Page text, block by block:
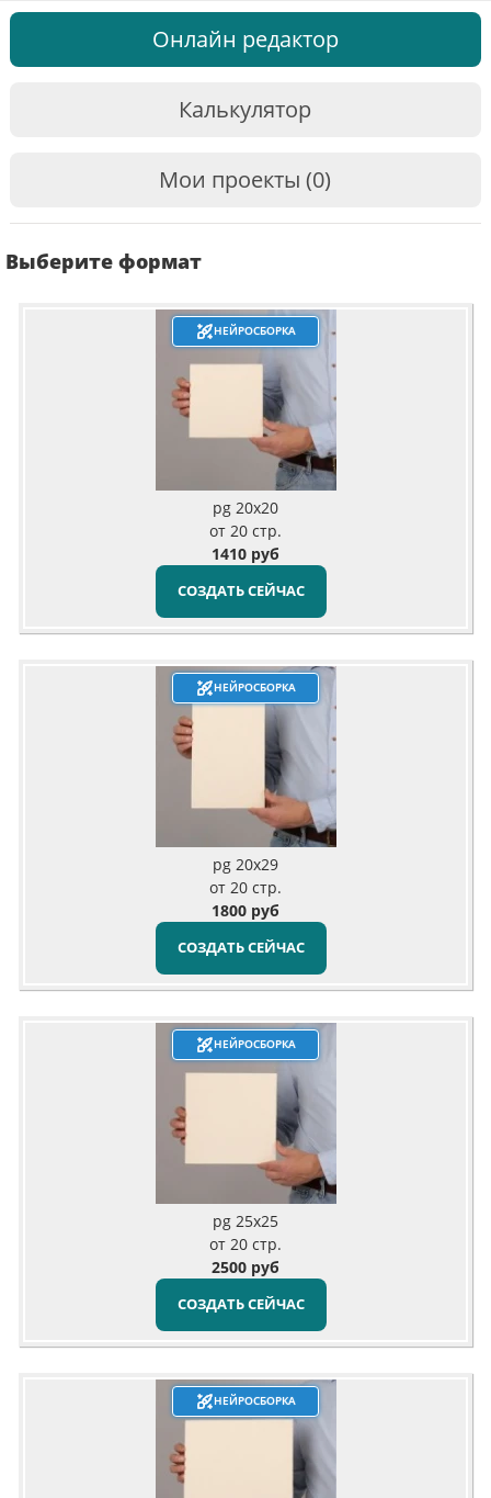
Онлайн редактор
Калькулятор
Мои проекты (0)
Выберите формат
НЕЙРОСБОРКА
pg 20x20
от 20 стр.
1410 руб
СОЗДАТЬ СЕЙЧАС
НЕЙРОСБОРКА
pg 20x29
от 20 стр.
1800 руб
СОЗДАТЬ СЕЙЧАС
НЕЙРОСБОРКА
pg 25x25
от 20 стр.
2500 руб
СОЗДАТЬ СЕЙЧАС
НЕЙРОСБОРКА